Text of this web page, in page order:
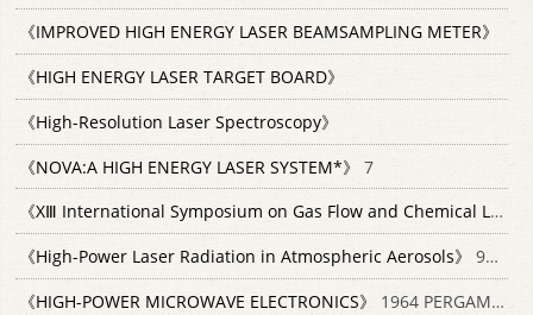
《IMPROVED HIGH ENERGY LASER BEAMSAMPLING METER》
《HIGH ENERGY LASER TARGET BOARD》
《High-Resolution Laser Spectroscopy》
《NOVA:A HIGH ENERGY LASER SYSTEM*》
7
《XⅢ International Symposium on Gas Flow and Chemical Lasers and High-Power Laser Conference》
《High-Power Laser Radiation in Atmospheric Aerosols》
9027717362
《HIGH-POWER MICROWAVE ELECTRONICS》
1964 PERGAMON PRESS